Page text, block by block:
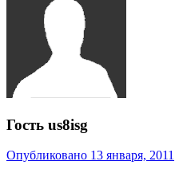
Гость us8isg
Опубликовано 13 января, 2011